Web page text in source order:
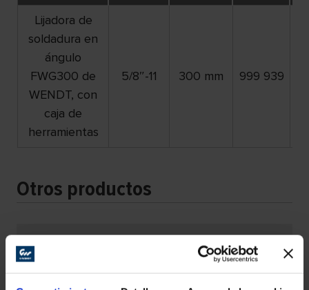
Lijadora de
soldadura en
ángulo
FWG300 de
WENDT, con
caja de
herramientas
5/8″-11 300 mm 999 939
Otros productos